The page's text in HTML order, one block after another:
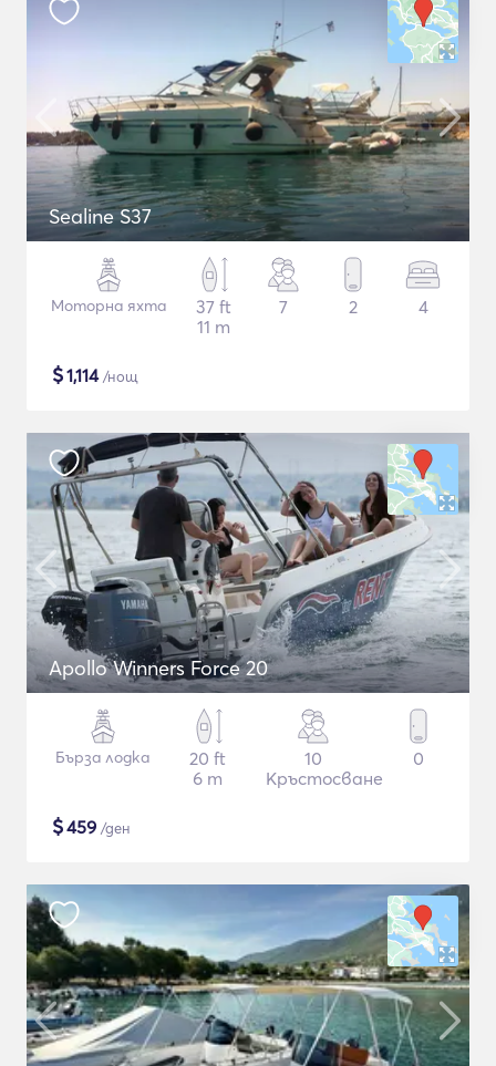
Sealine S37
Моторна яхта
37 ft
11 m
7 2 4
$1,114/нощ
Apollo Winners Force 20
Бърза лодка
20 ft
6 m
10
Кръстосване
0
$459 /ден